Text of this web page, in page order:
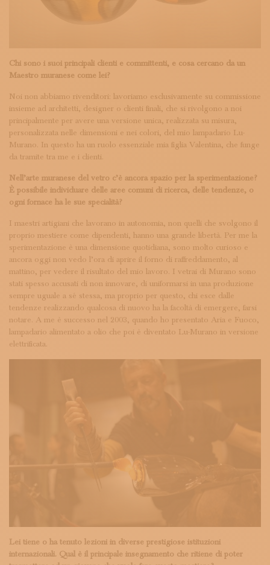
Chi sono i suoi principali clienti e committenti, e cosa cercano da un
Maestro muranese come lei?
Noi non abbiamo rivenditori: lavoriamo esclusivamente su commissione
insieme ad architetti, designer o clienti finali, che si rivolgono a noi
principalmente per avere una versione unica, realizzata su misura,
personalizzata nelle dimensioni e nei colori, del mio lampadario Lu-
Murano. In questo ha un ruolo essenziale mia figlia Valentina, che funge
da tramite tra me e i clienti.
Nell’arte muranese del vetro c’è ancora spazio per la sperimentazione?
È possibile individuare delle aree comuni di ricerca, delle tendenze, o
ogni fornace ha le sue specialità?
I maestri artigiani che lavorano in autonomia, non quelli che svolgono il
proprio mestiere come dipendenti, hanno una grande libertà. Per me la
sperimentazione è una dimensione quotidiana, sono molto curioso e
ancora oggi non vedo l’ora di aprire il forno di raffreddamento, al
mattino, per vedere il risultato del mio lavoro. I vetrai di Murano sono
stati spesso accusati di non innovare, di uniformarsi in una produzione
sempre uguale a sé stessa, ma proprio per questo, chi esce dalle
tendenze realizzando qualcosa di nuovo ha la facoltà di emergere, farsi
notare. A me è successo nel 2003, quando ho presentato Aria e Fuoco,
lampadario alimentato a olio che poi è diventato Lu-Murano in versione
elettrificata.
Lei tiene o ha tenuto lezioni in diverse prestigiose istituzioni
internazionali. Qual è il principale insegnamento che ritiene di poter